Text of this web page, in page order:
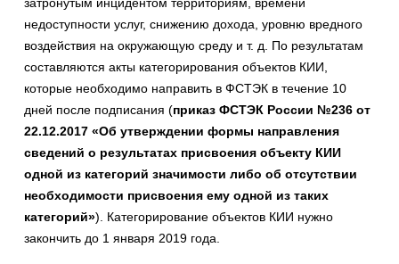
затронутым инцидентом территориям, времени
недоступности услуг, снижению дохода, уровню вредного
воздействия на окружающую среду и т. д. По результатам
составляются акты категорирования объектов КИИ,
которые необходимо направить в ФСТЭК в течение 10
дней после подписания (приказ ФСТЭК России №236 от
22.12.2017 «Об утверждении формы направления
сведений о результатах присвоения объекту КИИ
одной из категорий значимости либо об отсутствии
необходимости присвоения ему одной из таких
категорий»). Категорирование объектов КИИ нужно
закончить до 1 января 2019 года.